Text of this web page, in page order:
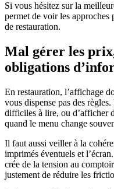
Si vous hésitez sur la
permet de voir les
de restauration.
Mal gérer les
obligations
En restauration, l’affichage
vous dispense pas des
difficiles à lire, ou d’afficher
quand le menu change
Il faut aussi veiller à la
imprimés éventuels et
crée de la tension au
justement de réduire les